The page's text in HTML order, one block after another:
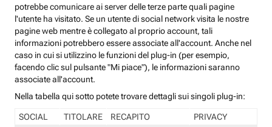
potrebbe comunicare ai server delle terze parte quali pagine
l'utente ha visitato. Se un utente di social network visita le nostre
pagine web mentre è collegato al proprio account, tali
informazioni potrebbero essere associate all'account. Anche nel
caso in cui si utilizzino le funzioni del plug-in (per esempio,
facendo clic sul pulsante "Mi piace"), le informazioni saranno
associate all'account.
Nella tabella qui sotto potete trovare dettagli sui singoli plug-in:
SOCIAL TITOLARE RECAPITO PRIVACY